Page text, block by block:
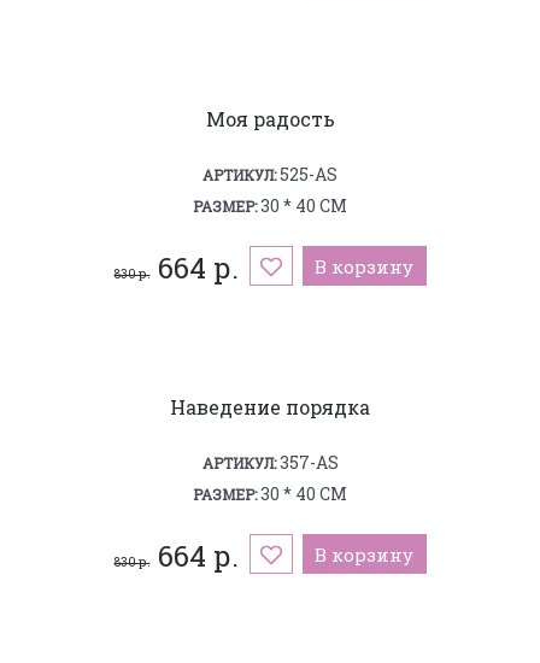
Моя радость
АРТИКУЛ:525-AS
РАЗМЕР:30 * 40 СМ
830 р.664 р. В корзину
Наведение порядка
АРТИКУЛ:357-AS
РАЗМЕР:30 * 40 СМ
830 р.664 р. В корзину